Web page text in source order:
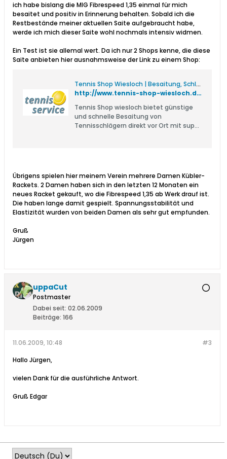
ich habe bislang die MIG Fibrespeed 1,35 einmal für mich
besaitet und positiv in Erinnerung behalten. Sobald ich die
Restbestände meiner aktuellen Saite aufgebraucht habe,
werde ich mich dieser Saite wohl nochmals intensiv widmen.
Ein Test ist sie allemal wert. Da ich nur 2 Shops kenne, die diese
Saite anbieten hier ausnahmsweise der Link zu einem Shop:
Tennis Shop Wiesloch | Besaitung, Schläger, Bälle, Zubehör
http://www.tennis-shop-wiesloch.de/
Tennis Shop wiesloch bietet günstige
und schnelle Besaitung von
Tennisschlägern direkt vor Ort mit super
Übrigens spielen hier meinem Verein mehrere Damen Kübler-
Rackets. 2 Damen haben sich in den letzten 12 Monaten ein
neues Racket gekauft, wo die Fibrespeed 1,35 ab Werk drauf ist.
Die haben lange damit gespielt. Spannungsstabilität und
Elastizität wurden von beiden Damen als sehr gut empfunden.
Gruß
Jürgen
uppaCut
Postmaster
Dabei seit: 02.06.2009
Beiträge: 166
#3
11.06.2009, 10:48
Hallo Jürgen,
vielen Dank für die ausführliche Antwort.
Gruß Edgar